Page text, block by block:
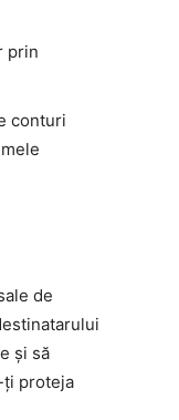
prin
conturi
de
și să
ți proteja